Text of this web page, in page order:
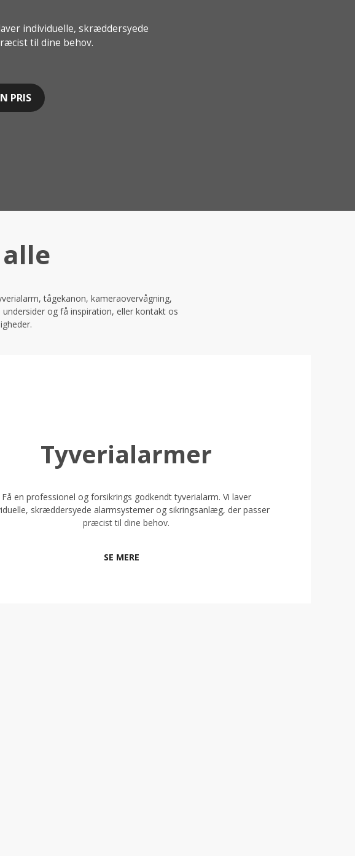
individuelle, skræddersyede
til dine behov.
PRIS
tågekanon, kameraovervågning,
og få inspiration, eller kontakt os
Tyverialarmer
Få en professionel og forsikrings godkendt tyverialarm. Vi laver
skræddersyede alarmsystemer og sikringsanlæg, der passer
præcist til dine behov.
SE MERE